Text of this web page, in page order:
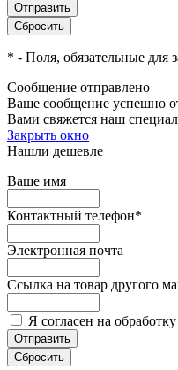
* - Поля, обязательные для
Сообщение отправлено
Ваше сообщение успешно
Вами свяжется наш
Закрыть окно
Нашли дешевле
Ваше имя
Контактный телефон*
Электронная почта
Ссылка на товар другого
Я согласен на